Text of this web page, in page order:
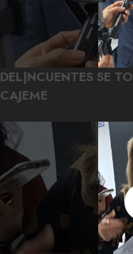
DEL|NCUENTES SE
CAJEME